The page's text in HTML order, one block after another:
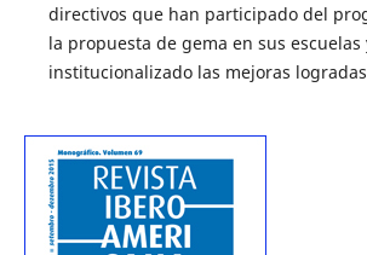
directivos que han participado del
la propuesta de gema en sus escuelas
institucionalizado las mejoras